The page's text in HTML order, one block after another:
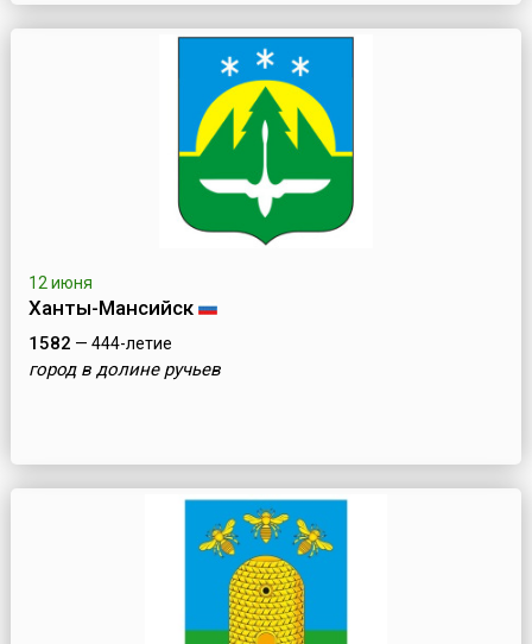
12 июня
Ханты-Мансийск
1582 — 444-летие
город в долине ручьев